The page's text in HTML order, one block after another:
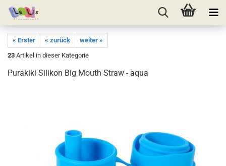
« Erster « zurück
weiter »
23 Artikel in dieser Kategorie
Purakiki Silikon Big Mouth Straw - aqua